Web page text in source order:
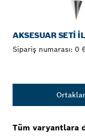
AKSESUAR SETI
Sipariş numarası: 0
Tüm varyantlara